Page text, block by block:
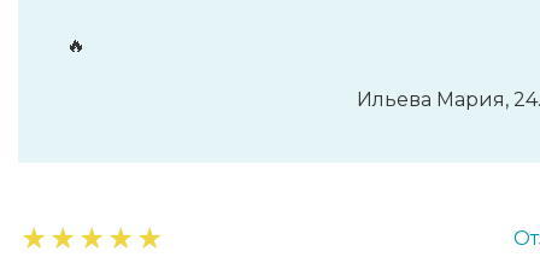
🔥
Ильева Мария,
★★★★★